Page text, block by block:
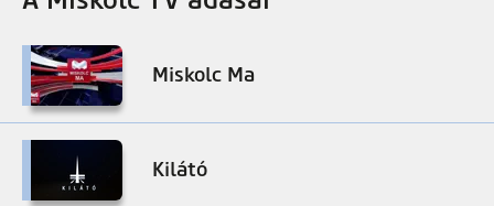
Miskolc Ma
Kilátó